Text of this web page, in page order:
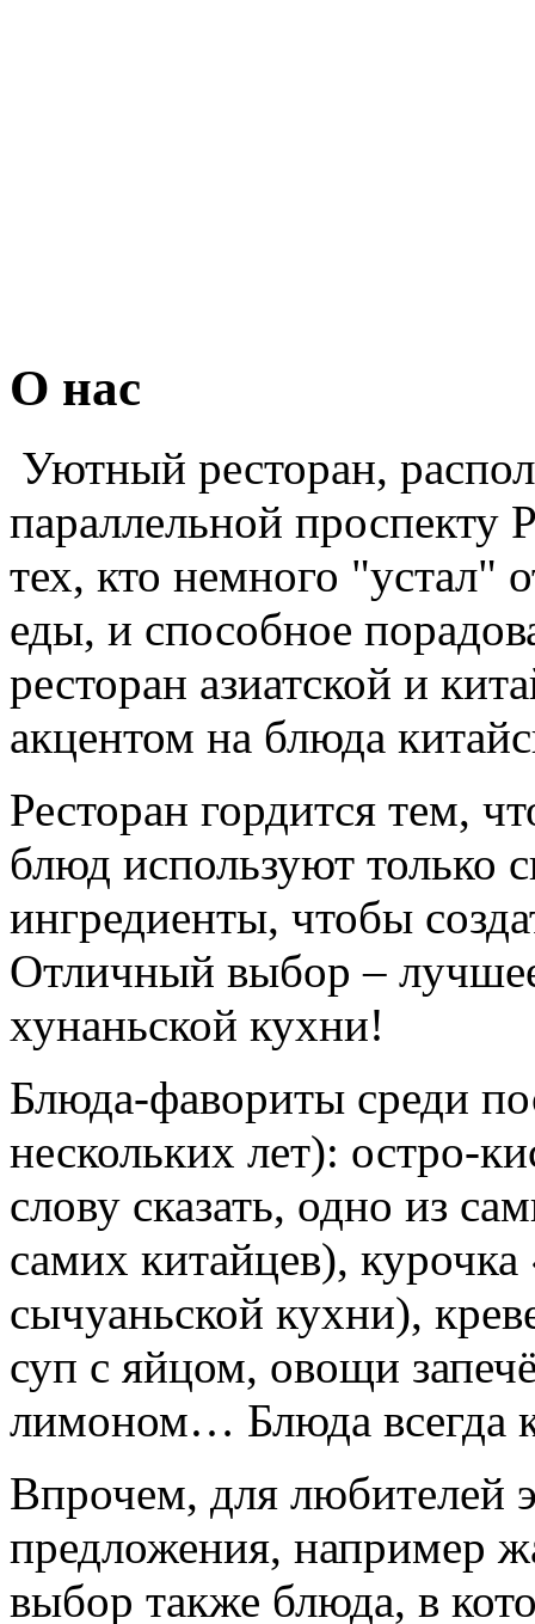
О нас
Уютный ресторан,
параллельной проспекту
тех, кто немного "устал"
еды, и способное
ресторан азиатской и
акцентом на блюда
Ресторан гордится тем,
блюд используют только
ингредиенты, чтобы
Отличный выбор –
хунаньской кухни!
Блюда-фавориты среди
нескольких лет): остро-
слову сказать, одно из
самих китайцев),
сычуаньской кухни),
суп с яйцом, овощи
лимоном… Блюда всегда
Впрочем, для любителей
предложения, например
выбор также блюда, в